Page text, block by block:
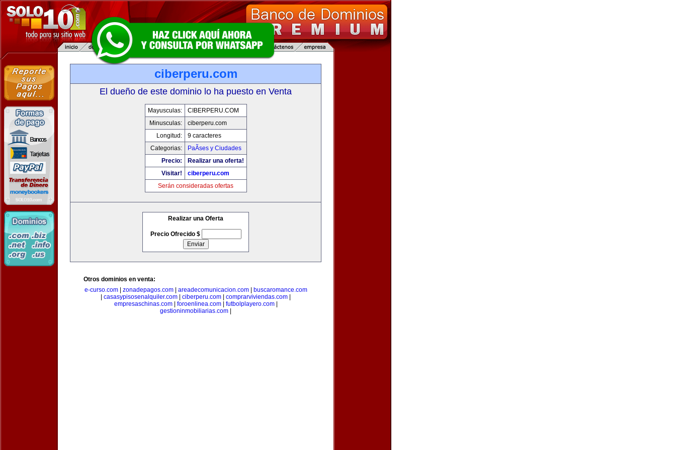
ciberperu.com
El dueño de este dominio lo ha puesto en Venta
Mayusculas:
CIBERPERU.COM
Minusculas:
ciberperu.com
Longitud:
9 caracteres
Categorias:
PaÃ­ses y Ciudades
Precio:
Realizar una oferta!
Visitar!
ciberperu.com
Serán consideradas ofertas
Realizar una Oferta
Precio Ofrecido $
Otros dominios en venta:
e-curso.com| zonadepagos.com| areadecomunicacion.com|
buscaromance.com
casasypisosenalquiler.com ciberperu.com comprarviviendas.com
empresaschinas.com| foroenlinea.com| futbolplayero.com|
gestioninmobiliarias.com